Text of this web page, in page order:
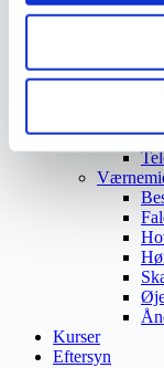
Kurser
Eftersyn